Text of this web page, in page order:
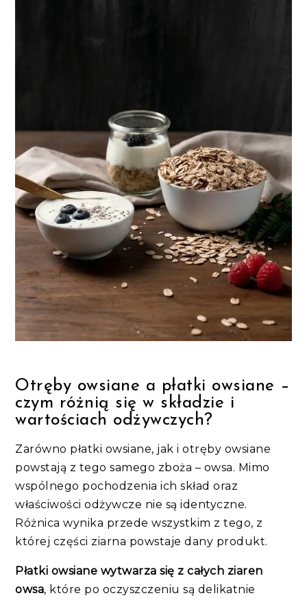
Otręby owsiane a płatki owsiane –
czym różnią się w składzie i
wartościach odżywczych?
Zarówno płatki owsiane, jak i otręby owsiane
powstają z tego samego zboża – owsa. Mimo
wspólnego pochodzenia ich skład oraz
właściwości odżywcze nie są identyczne.
Różnica wynika przede wszystkim z tego, z
której części ziarna powstaje dany produkt.
Płatki owsiane wytwarza się z całych ziaren
owsa, które po oczyszczeniu są delikatnie